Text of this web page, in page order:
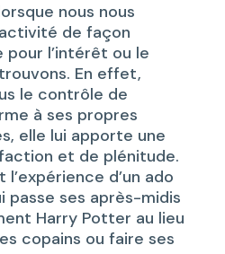
nous nous
de façon
l’intérêt ou le
En effet,
le contrôle de
à ses propres
elle lui apporte une
et de plénitude.
d’un ado
ses après-midis
Harry Potter au lieu
copains ou faire ses